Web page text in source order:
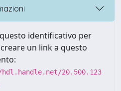
identificativo per
un link a questo
20.500.123